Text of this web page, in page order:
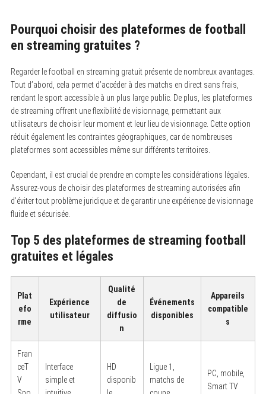
Pourquoi choisir des plateformes de football
en streaming gratuites ?
Regarder le football en streaming gratuit présente de nombreux avantages.
Tout d’abord, cela permet d’accéder à des matchs en direct sans frais,
rendant le sport accessible à un plus large public. De plus, les plateformes
de streaming offrent une flexibilité de visionnage, permettant aux
utilisateurs de choisir leur moment et leur lieu de visionnage. Cette option
réduit également les contraintes géographiques, car de nombreuses
plateformes sont accessibles même sur différents territoires.
Cependant, il est crucial de prendre en compte les considérations légales.
Assurez-vous de choisir des plateformes de streaming autorisées afin
d’éviter tout problème juridique et de garantir une expérience de visionnage
fluide et sécurisée.
Top 5 des plateformes de streaming football
gratuites et légales
Plat
efo
rme
Expérience
utilisateur
Qualité
de
diffusio
n
Événements
disponibles
Appareils
compatible
s
Fran
ceT
V
Interface
simple et
HD
disponib
Ligue 1,
matchs de
PC, mobile,
Smart TV